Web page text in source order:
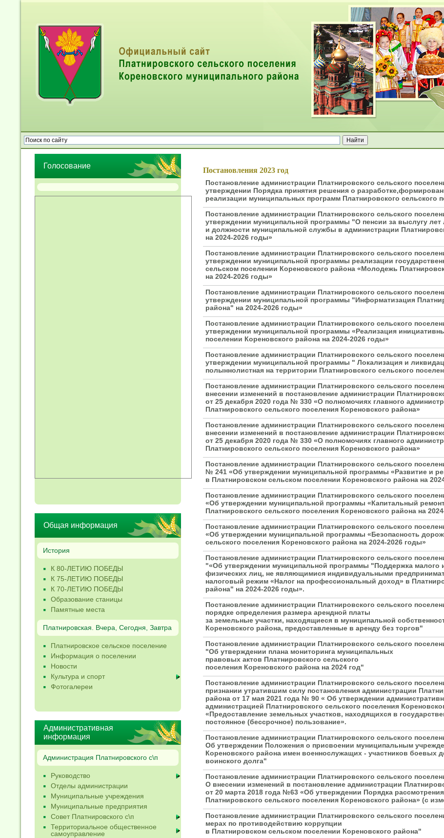
Голосование
Общая информация
История
К 80-ЛЕТИЮ ПОБЕДЫ
К 75-ЛЕТИЮ ПОБЕДЫ
К 70-ЛЕТИЮ ПОБЕДЫ
Образование станицы
Памятные места
Платнировская. Вчера, Сегодня, Завтра
Платнировское сельское поселение
Информация о поселении
Новости
Культура и спорт
Фотогалереи
Административная
информация
Администрация Платнировского с\п
Руководство
Отделы администрации
Муниципальные учреждения
Муниципальные предприятия
Совет Платнировского с\п
Территориальное общественное
самоуправление
Постановления 2023 год
Постановление администрации Платнировского сельского
утверждении Порядка принятия решения о
реализации муниципальных программ Платнировского сельского
Постановление администрации Платнировского сельского
утверждении муниципальной программы "О пенсии за выслугу
и должности муниципальной службы в администрации
на 2024-2026 годы»
Постановление администрации Платнировского сельского
утверждении муниципальной программы реализации
сельском поселении Кореновского района «Молодежь
на 2024-2026 годы»
Постановление администрации Платнировского сельского
утверждении муниципальной программы "Информатизация
района" на 2024-2026 годы»
Постановление администрации Платнировского сельского
утверждении муниципальной программы «Реализация
поселении Кореновского района на 2024-2026 годы»
Постановление администрации Платнировского сельского
утверждении муниципальной программы " Локализация и
полыннолистная на территории Платнировского сельского
Постановление администрации Платнировского сельского
внесении изменений в постановление администрации
от 25 декабря 2020 года № 330 «О полномочиях главного
Платнировского сельского поселения Кореновского района»
Постановление администрации Платнировского сельского
внесении изменений в постановление администрации
от 25 декабря 2020 года № 330 «О полномочиях главного
Платнировского сельского поселения Кореновского района»
Постановление администрации Платнировского сельского
№ 241 «Об утверждении муниципальной программы «Развитие и
в Платнировском сельском поселении Кореновского района на
Постановление администрации Платнировского сельского
«Об утверждении муниципальной программы «Капитальный
Платнировского сельского поселения Кореновского района на
Постановление администрации Платнировского сельского
«Об утверждении муниципальной программы «Безопасность
сельского поселения Кореновского района на 2024-2026 годы»
Постановление администрации Платнировского сельского
"«Об утверждении муниципальной программы "Поддержка малого
физических лиц, не являющимися индивидуальными
налоговый режим «Налог на профессиональный доход» в
района" на 2024-2026 годы».
Постановление администрации Платнировского сельского
порядке определения размера арендной платы
за земельные участки, находящиеся в муниципальной
Кореновского района, предоставленные в аренду без торгов"
Постановление администрации Платнировского сельского
"Об утверждении плана мониторинга муниципальных
правовых актов Платнировского сельского
поселения Кореновского района на 2024 год"
Постановление администрации Платнировского сельского
признании утратившим силу постановления администрации
района от 17 мая 2021 года № 90 « Об утверждении
администрацией Платнировского сельского поселения
«Предоставление земельных участков, находящихся в
постоянное (бессрочное) пользование».
Постановление администрации Платнировского сельского
Об утверждении Положения о присвоении муниципальным
Кореновского района имен военнослужащих - участников боевых
воинского долга"
Постановление администрации Платнировского сельского
О внесении изменений в постановление администрации
от 20 марта 2018 года №63 «Об утверждении Порядка
Платнировского сельского поселения Кореновского района» (с
Постановление администрации Платнировского сельского
мерах по противодействию коррупции
в Платнировском сельском поселении Кореновского района"